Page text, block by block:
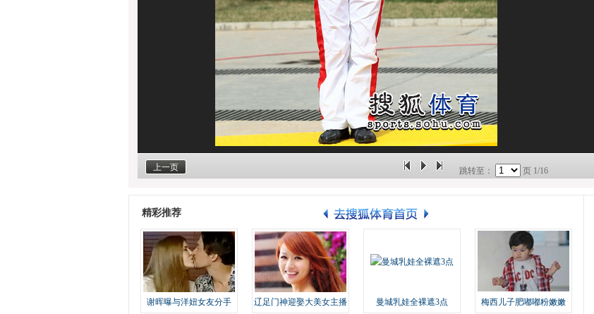
上一页 跳转至： 页 1/16
精彩推荐
谢晖曝与洋妞女友分手 辽足门神迎娶大美女主播 曼城乳娃全裸遮3点 梅西儿子肥嘟嘟粉嫩嫩